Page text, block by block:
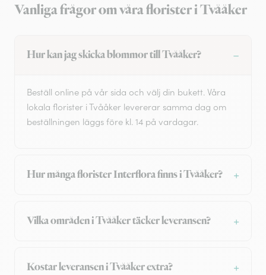
Vanliga frågor om våra florister i Tvååker
Hur kan jag skicka blommor till Tvååker?
Beställ online på vår sida och välj din bukett. Våra
lokala florister i Tvååker levererar samma dag om
beställningen läggs före kl. 14 på vardagar.
Hur många florister Interflora finns i Tvååker?
Vilka områden i Tvååker täcker leveransen?
Kostar leveransen i Tvååker extra?